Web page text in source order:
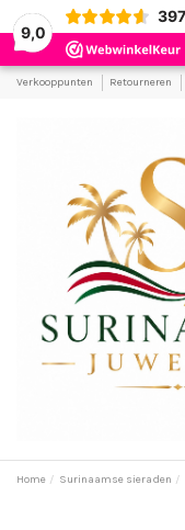
9,0
Verkooppunten Retourneren
Home Surinaamse sieraden